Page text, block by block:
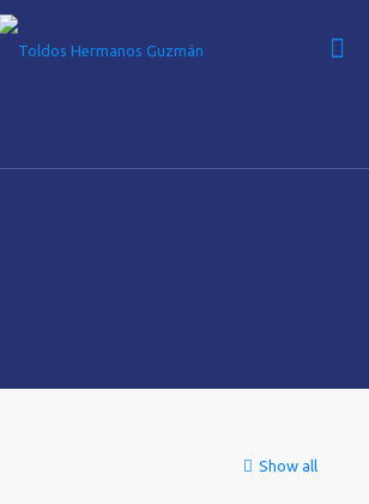
Show all